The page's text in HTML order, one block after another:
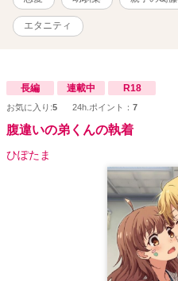
エタニティ
長編 連載中 R18
お気に入り:5 24h.ポイント： 7
腹違いの弟くんの執着
ひぽたま